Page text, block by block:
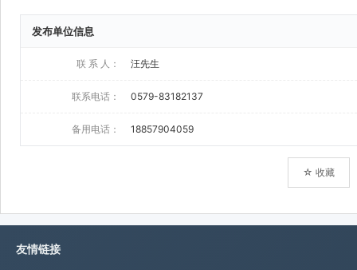
发布单位信息
联 系 人： 汪先生
联系电话： 0579-83182137
备用电话： 18857904059
☆ 收藏
友情链接